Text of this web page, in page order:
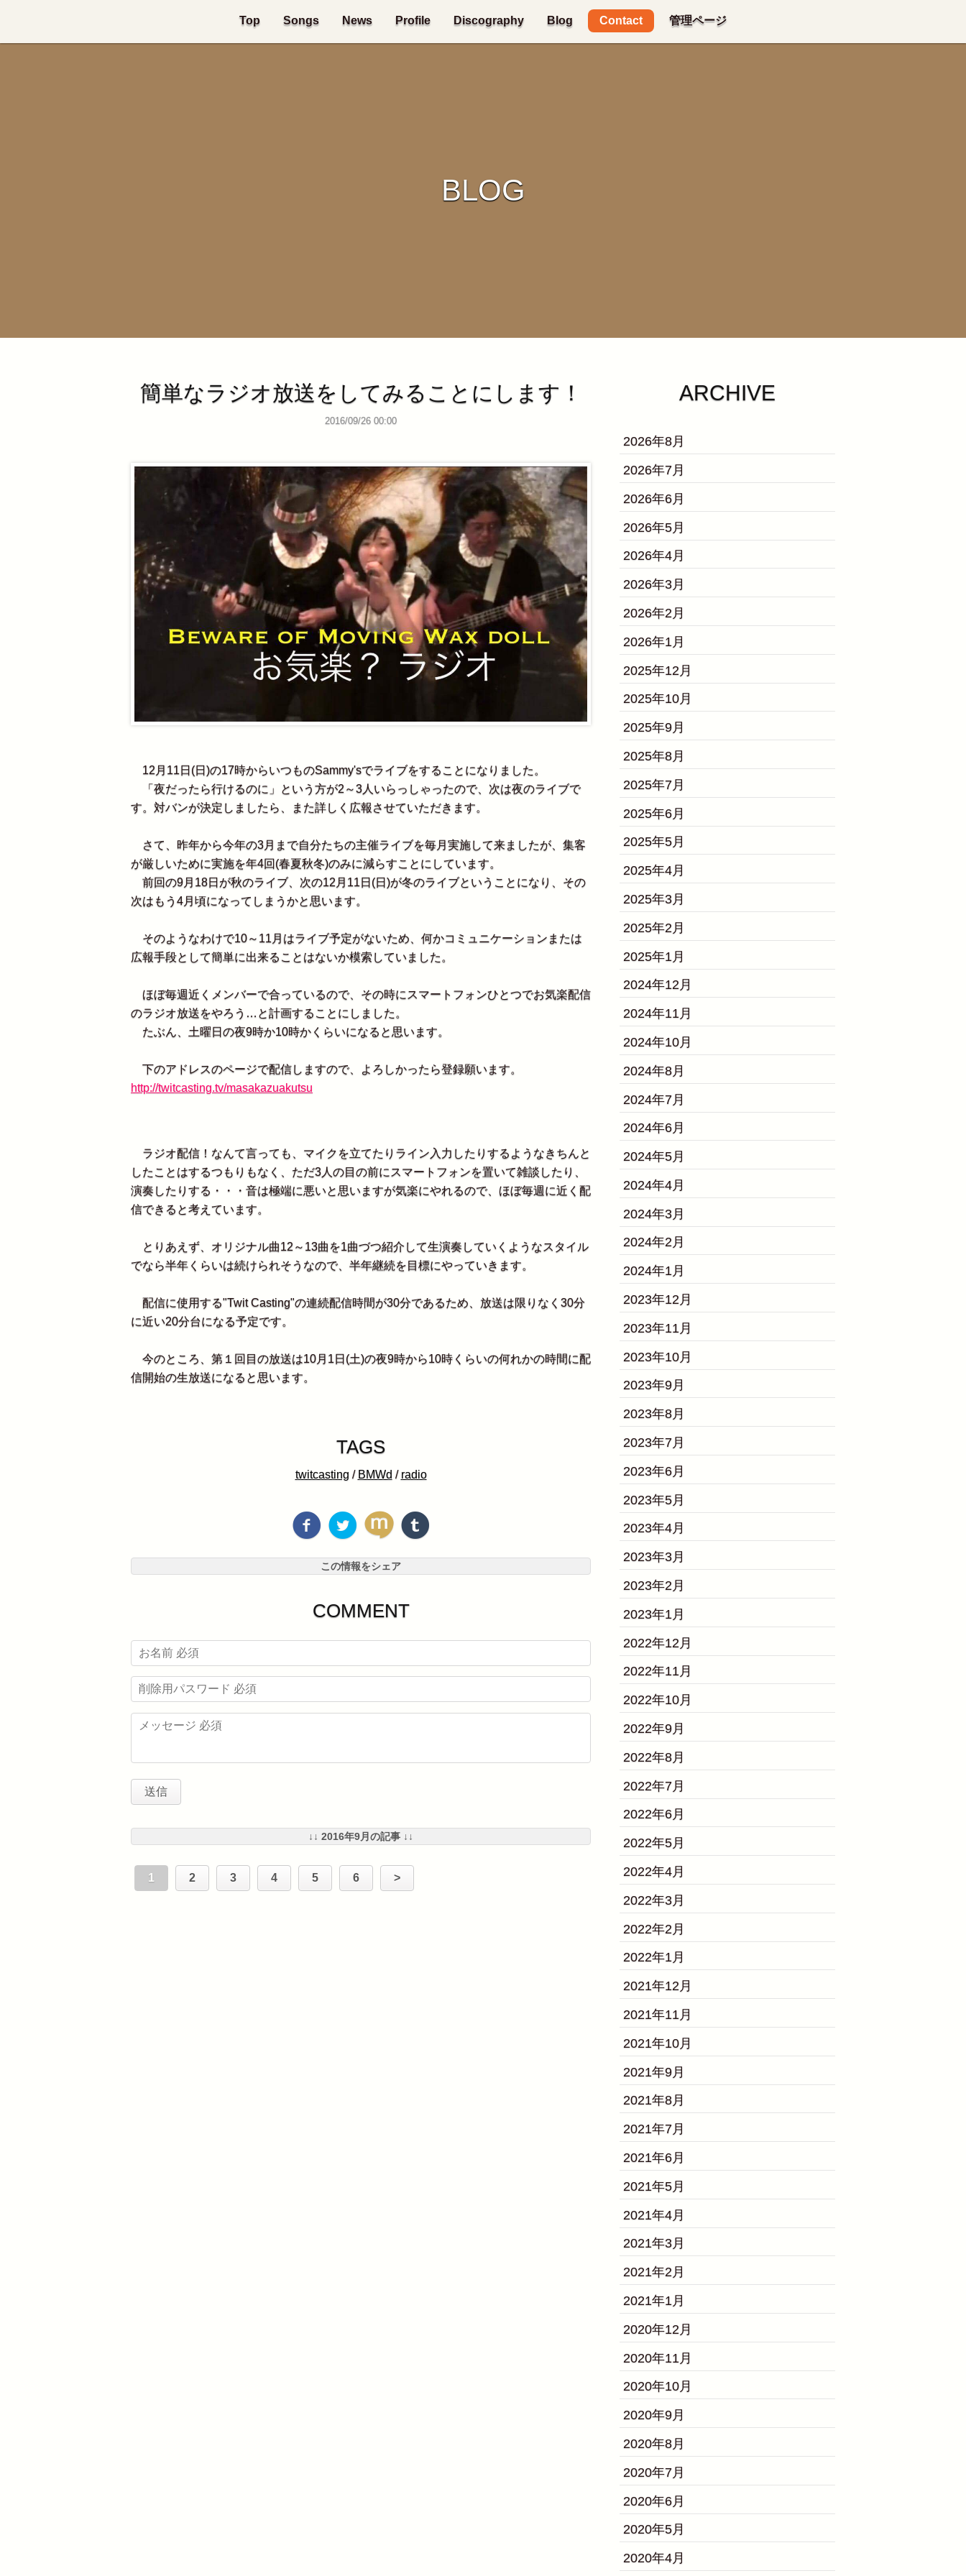
Top Songs News Profile Discography Blog Contact 管理ページ
BLOG
簡単なラジオ放送をしてみることにします！
2016/09/26 00:00
12月11日(日)の17時からいつものSammy'sでライブをすることになりました。
「夜だったら行けるのに」という方が2～3人いらっしゃったので、次は夜のライブで
す。対バンが決定しましたら、また詳しく広報させていただきます。
さて、昨年から今年の3月まで自分たちの主催ライブを毎月実施して来ましたが、集客
が厳しいために実施を年4回(春夏秋冬)のみに減らすことにしています。
前回の9月18日が秋のライブ、次の12月11日(日)が冬のライブということになり、その
次はもう4月頃になってしまうかと思います。
そのようなわけで10～11月はライブ予定がないため、何かコミュニケーションまたは
広報手段として簡単に出来ることはないか模索していました。
ほぼ毎週近くメンバーで合っているので、その時にスマートフォンひとつでお気楽配信
のラジオ放送をやろう…と計画することにしました。
たぶん、土曜日の夜9時か10時かくらいになると思います。
下のアドレスのページで配信しますので、よろしかったら登録願います。
http://twitcasting.tv/masakazuakutsu
ラジオ配信！なんて言っても、マイクを立てたりライン入力したりするようなきちんと
したことはするつもりもなく、ただ3人の目の前にスマートフォンを置いて雑談したり、
演奏したりする・・・音は極端に悪いと思いますが気楽にやれるので、ほぼ毎週に近く配
信できると考えています。
とりあえず、オリジナル曲12～13曲を1曲づつ紹介して生演奏していくようなスタイル
でなら半年くらいは続けられそうなので、半年継続を目標にやっていきます。
配信に使用する"Twit Casting"の連続配信時間が30分であるため、放送は限りなく30分
に近い20分台になる予定です。
今のところ、第１回目の放送は10月1日(土)の夜9時から10時くらいの何れかの時間に配
信開始の生放送になると思います。
TAGS
twitcasting / BMWd / radio
この情報をシェア
COMMENT
↓↓ 2016年9月の記事 ↓↓
1 2 3 4 5 6 >
ARCHIVE
2026年8月
2026年7月
2026年6月
2026年5月
2026年4月
2026年3月
2026年2月
2026年1月
2025年12月
2025年10月
2025年9月
2025年8月
2025年7月
2025年6月
2025年5月
2025年4月
2025年3月
2025年2月
2025年1月
2024年12月
2024年11月
2024年10月
2024年8月
2024年7月
2024年6月
2024年5月
2024年4月
2024年3月
2024年2月
2024年1月
2023年12月
2023年11月
2023年10月
2023年9月
2023年8月
2023年7月
2023年6月
2023年5月
2023年4月
2023年3月
2023年2月
2023年1月
2022年12月
2022年11月
2022年10月
2022年9月
2022年8月
2022年7月
2022年6月
2022年5月
2022年4月
2022年3月
2022年2月
2022年1月
2021年12月
2021年11月
2021年10月
2021年9月
2021年8月
2021年7月
2021年6月
2021年5月
2021年4月
2021年3月
2021年2月
2021年1月
2020年12月
2020年11月
2020年10月
2020年9月
2020年8月
2020年7月
2020年6月
2020年5月
2020年4月